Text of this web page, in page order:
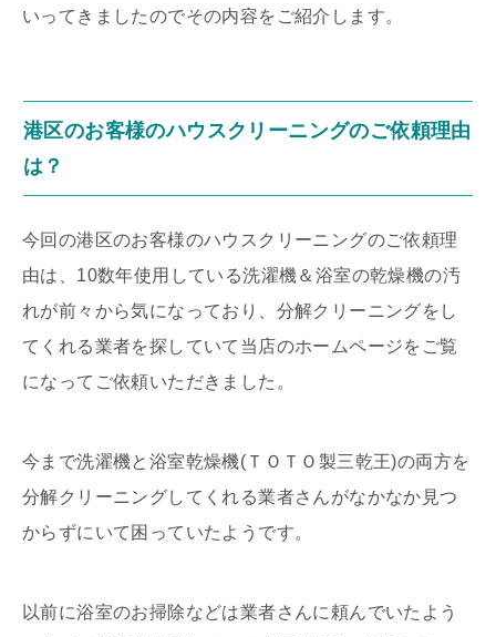
いってきましたのでその内容をご紹介します。
港区のお客様のハウスクリーニングのご依頼理由
は？
今回の港区のお客様のハウスクリーニングのご依頼理
由は、10数年使用している洗濯機＆浴室の乾燥機の汚
れが前々から気になっており、分解クリーニングをし
てくれる業者を探していて当店のホームページをご覧
になってご依頼いただきました。
今まで洗濯機と浴室乾燥機(ＴＯＴＯ製三乾王)の両方を
分解クリーニングしてくれる業者さんがなかなか見つ
からずにいて困っていたようです。
以前に浴室のお掃除などは業者さんに頼んでいたよう